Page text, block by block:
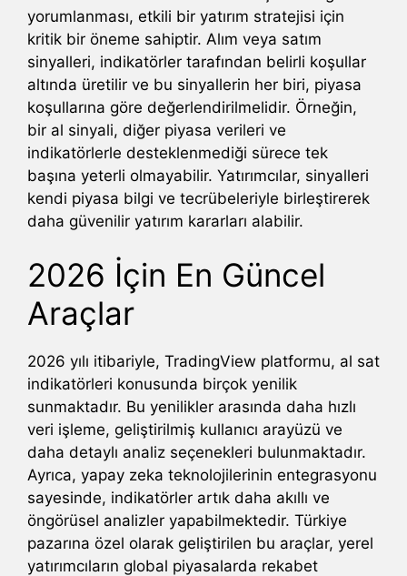
yorumlanması, etkili bir yatırım stratejisi için
kritik bir öneme sahiptir. Alım veya satım
sinyalleri, indikatörler tarafından belirli koşullar
altında üretilir ve bu sinyallerin her biri, piyasa
koşullarına göre değerlendirilmelidir. Örneğin,
bir al sinyali, diğer piyasa verileri ve
indikatörlerle desteklenmediği sürece tek
başına yeterli olmayabilir. Yatırımcılar, sinyalleri
kendi piyasa bilgi ve tecrübeleriyle birleştirerek
daha güvenilir yatırım kararları alabilir.
2026 İçin En Güncel
Araçlar
2026 yılı itibariyle, TradingView platformu, al sat
indikatörleri konusunda birçok yenilik
sunmaktadır. Bu yenilikler arasında daha hızlı
veri işleme, geliştirilmiş kullanıcı arayüzü ve
daha detaylı analiz seçenekleri bulunmaktadır.
Ayrıca, yapay zeka teknolojilerinin entegrasyonu
sayesinde, indikatörler artık daha akıllı ve
öngörüsel analizler yapabilmektedir. Türkiye
pazarına özel olarak geliştirilen bu araçlar, yerel
yatırımcıların global piyasalarda rekabet